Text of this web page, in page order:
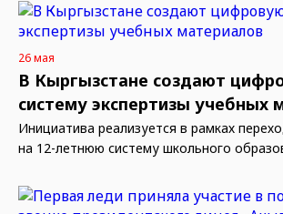
26 мая
В Кыргызстане создают
систему экспертизы учебных
Инициатива реализуется в рамках
на 12-летнюю систему школьного